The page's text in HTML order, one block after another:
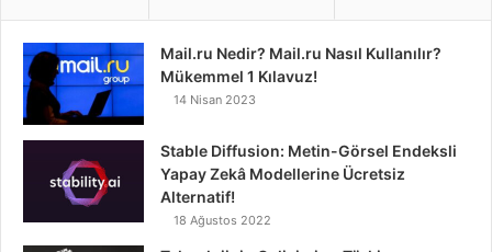
Mail.ru Nedir? Mail.ru Nasıl Kullanılır?
Mükemmel 1 Kılavuz!
14 Nisan 2023
Stable Diffusion: Metin-Görsel Endeksli
Yapay Zekâ Modellerine Ücretsiz
Alternatif!
18 Ağustos 2022